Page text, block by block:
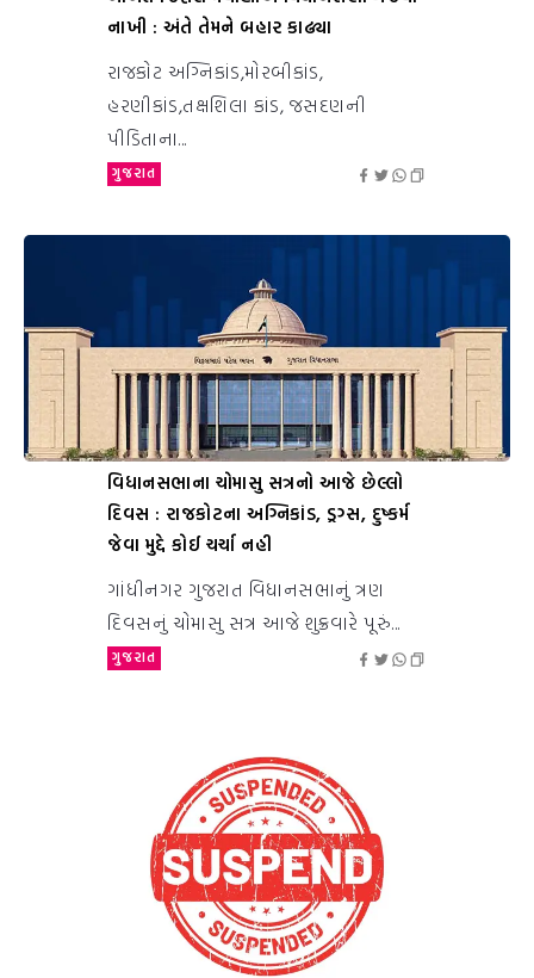
નાખી : અંતે તેમને બહાર કાઢ્યા
રાજકોટ અગ્નિકાંડ,મોરબીકાંડ,
હરણીકાંડ,તક્ષશિલા કાંડ, જસદણની
પીડિતાના...
ગુજરાત
વિધાનસભાના ચોમાસુ સત્રનો આજે છેલ્લો
દિવસ : રાજકોટના અગ્નિકાંડ, ડ્રગ્સ, દુષ્કર્મ
જેવા મુદ્દે કોઈ ચર્ચા નહી
ગાંધીનગર ગુજરાત વિધાનસભાનું ત્રણ
દિવસનું ચોમાસુ સત્ર આજે શુક્રવારે પૂરું...
ગુજરાત